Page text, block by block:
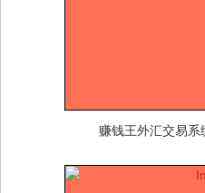
赚钱王外汇交易系